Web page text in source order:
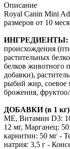
Описание
Royal Canin Mini
размеров от 10
ИНГРЕДИЕНТЫ:
происхождения
растительных
белков животного
добавки),
рыбий жир, соевое
брожения,
ДОБАВКИ (в 1
ME, Витамин D3:
12 мг, Марганец:
карнитин: 50 мг -
натрия: 3,5 г -